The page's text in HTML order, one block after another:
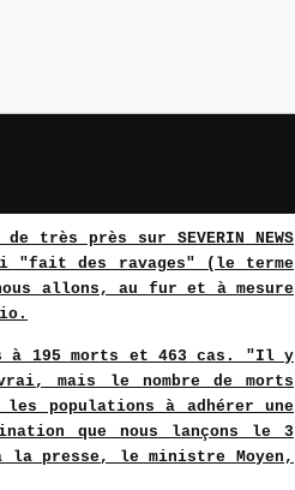
très près sur SEVERIN NEWS
"fait des ravages" (le terme
allons, au fur et à mesure
à 195 morts et 463 cas. "Il y
mais le nombre de morts
populations à adhérer une
que nous lançons le 3
la presse, le ministre Moyen,